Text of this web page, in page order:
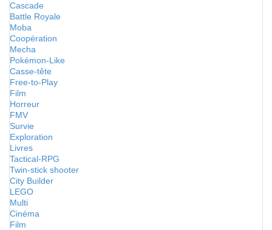
Cascade
Battle Royale
Moba
Coopération
Mecha
Pokémon-Like
Casse-tête
Free-to-Play
Film
Horreur
FMV
Survie
Exploration
Livres
Tactical-RPG
Twin-stick shooter
City Builder
LEGO
Multi
Cinéma
Film